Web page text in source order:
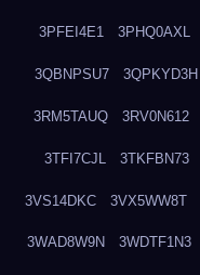
3PFEI4E1 3PHQ0AXL
3QBNPSU7 3QPKYD3H
3RM5TAUQ 3RV0N612
3TFI7CJL 3TKFBN73
3VS14DKC 3VX5WW8T
3WAD8W9N 3WDTF1N3